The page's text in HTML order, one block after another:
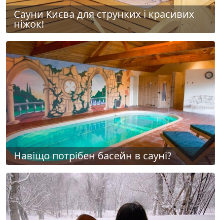
Сауни Києва для струнких і красивих
ніжок!
Навіщо потрібен басейн в сауні?